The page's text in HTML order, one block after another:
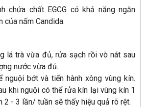
chứa chất EGCG có khả năng ngăn
của nấm Candida.
lá trà vừa đủ, rửa sạch rồi vò nát sau
nước vừa đủ.
nguội bớt và tiến hành xông vùng kín.
khi nguội có thể rửa kín lại vùng kín 1
2 - 3 lần/ tuần sẽ thấy hiệu quả rõ rệt.